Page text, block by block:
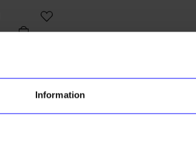
Information
359,10kr 399kr